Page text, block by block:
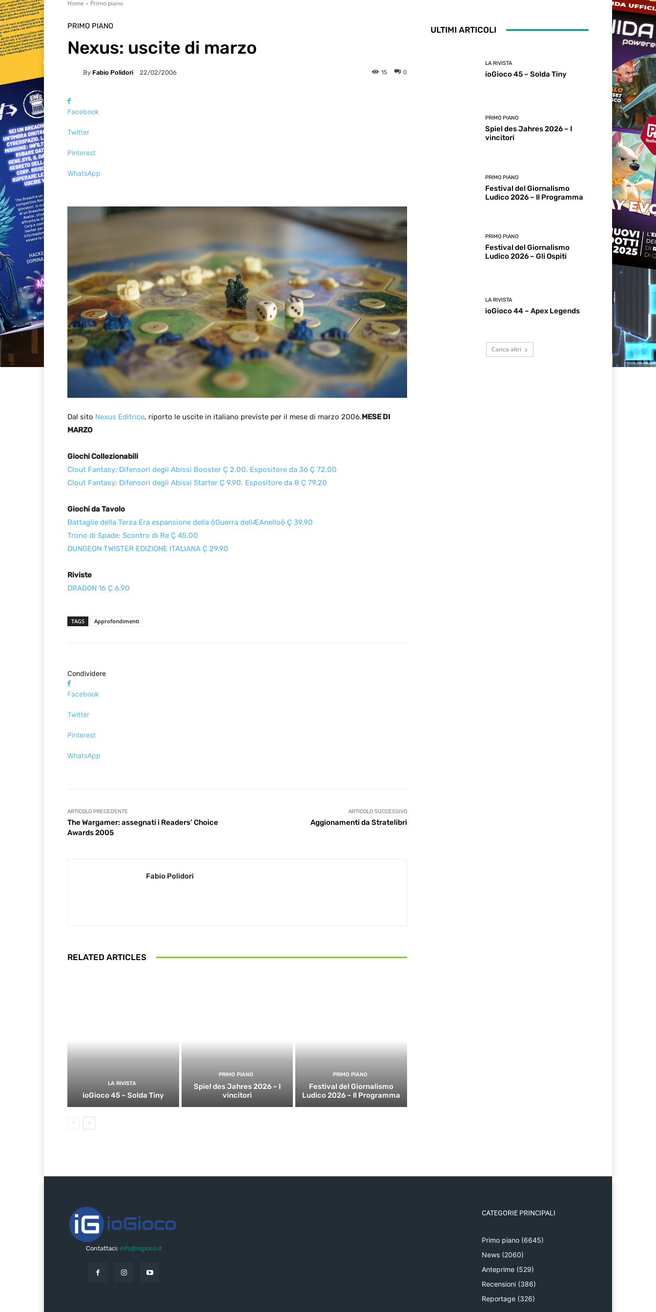
Home Primo piano
PRIMO PIANO
Nexus: uscite di marzo
By Fabio Polidori 22/02/2006 0
15
Facebook
Twitter
Pinterest
WhatsApp
Dal sito Nexus Editrice, riporto le uscite in italiano previste per il mese di marzo 2006.MESE DI
MARZO
Giochi Collezionabili
Clout Fantasy: Difensori degli Abissi Booster Ç 2.00. Espositore da 36 Ç 72.00
Clout Fantasy: Difensori degli Abissi Starter Ç 9.90. Espositore da 8 Ç 79.20
Giochi da Tavolo
Battaglie della Terza Era espansione della ôGuerra dellÆAnelloö Ç 39.90
Trono di Spade: Scontro di Re Ç 45.00
DUNGEON TWISTER EDIZIONE ITALIANA Ç 29.90
Riviste
DRAGON 16 Ç 6.90
TAGS Approfondimenti
Condividere
Facebook
Twitter
Pinterest
WhatsApp
ARTICOLO PRECEDENTE
The Wargamer: assegnati i Readers’ Choice
Awards 2005
ARTICOLO SUCCESSIVO
Aggionamenti da Stratelibri
Fabio Polidori
RELATED ARTICLES
LA RIVISTA
ioGioco 45 – Solda Tiny
PRIMO PIANO
Spiel des Jahres 2026 – I
vincitori
PRIMO PIANO
Festival del Giornalismo
Ludico 2026 – Il Programma
ULTIMI ARTICOLI
LA RIVISTA
ioGioco 45 – Solda Tiny
PRIMO PIANO
Spiel des Jahres 2026 – I
vincitori
PRIMO PIANO
Festival del Giornalismo
Ludico 2026 – Il Programma
PRIMO PIANO
Festival del Giornalismo
Ludico 2026 – Gli Ospiti
LA RIVISTA
ioGioco 44 – Apex Legends
Carica altri
Contattaci: info@iogioco.it
CATEGORIE PRINCIPALI
Primo piano (6645)
News (2060)
Anteprime (529)
Recensioni (386)
Reportage (326)